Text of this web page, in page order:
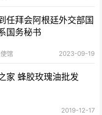
任拜会阿根廷外交部国
国务秘书
馆 2023-09-19
家 蜂胶玫瑰油批发
2019-12-17